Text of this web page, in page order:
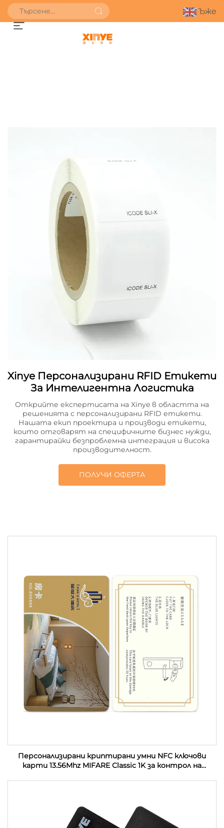
Ъже
Xinye Персонализирани RFID Етикети
За Интелигентна Логистика
Открийте експертисата на Xinye в областта на
решенията с персонализирани RFID етикети.
Нашата екип проектира и производи етикети,
които отговарят на специфичните бизнес нужди,
гарантирайки безпроблемна интеграция и висока
производителност.
ПОЛУЧИ ОФЕРТА
Персонализирани криптирани умни NFC ключови
карти 13.56Mhz MIFARE Classic 1K за контрол на